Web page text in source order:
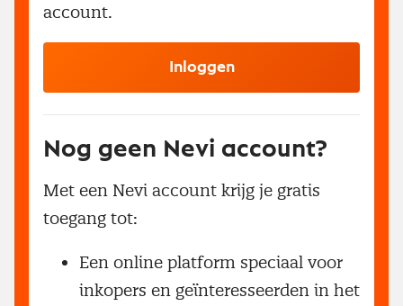
account.
Inloggen
Nog geen Nevi account?
Met een Nevi account krijg je gratis
toegang tot:
Een online platform speciaal voor
inkopers en geïnteresseerden in het